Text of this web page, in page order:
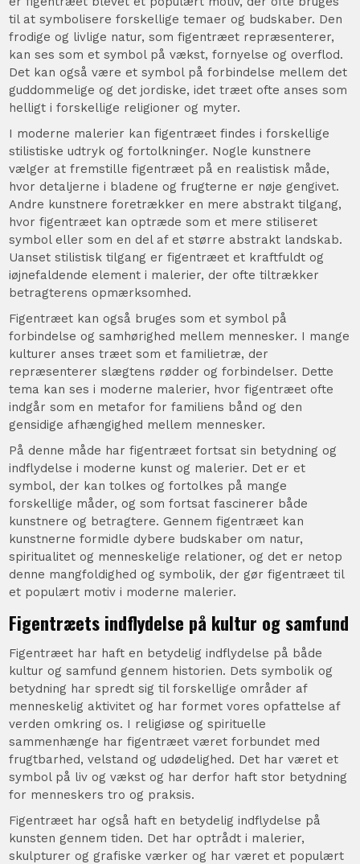
til at symbolisere forskellige temaer og budskaber. Den
frodige og livlige natur, som figentræet repræsenterer,
kan ses som et symbol på vækst, fornyelse og overflod.
Det kan også være et symbol på forbindelse mellem det
guddommelige og det jordiske, idet træet ofte anses som
helligt i forskellige religioner og myter.
I moderne malerier kan figentræet findes i forskellige
stilistiske udtryk og fortolkninger. Nogle kunstnere
vælger at fremstille figentræet på en realistisk måde,
hvor detaljerne i bladene og frugterne er nøje gengivet.
Andre kunstnere foretrækker en mere abstrakt tilgang,
hvor figentræet kan optræde som et mere stiliseret
symbol eller som en del af et større abstrakt landskab.
Uanset stilistisk tilgang er figentræet et kraftfuldt og
iøjnefaldende element i malerier, der ofte tiltrækker
betragterens opmærksomhed.
Figentræet kan også bruges som et symbol på
forbindelse og samhørighed mellem mennesker. I mange
kulturer anses træet som et familietræ, der
repræsenterer slægtens rødder og forbindelser. Dette
tema kan ses i moderne malerier, hvor figentræet ofte
indgår som en metafor for familiens bånd og den
gensidige afhængighed mellem mennesker.
På denne måde har figentræet fortsat sin betydning og
indflydelse i moderne kunst og malerier. Det er et
symbol, der kan tolkes og fortolkes på mange
forskellige måder, og som fortsat fascinerer både
kunstnere og betragtere. Gennem figentræet kan
kunstnerne formidle dybere budskaber om natur,
spiritualitet og menneskelige relationer, og det er netop
denne mangfoldighed og symbolik, der gør figentræet til
et populært motiv i moderne malerier.
Figentræets indflydelse på kultur og samfund
Figentræet har haft en betydelig indflydelse på både
kultur og samfund gennem historien. Dets symbolik og
betydning har spredt sig til forskellige områder af
menneskelig aktivitet og har formet vores opfattelse af
verden omkring os. I religiøse og spirituelle
sammenhænge har figentræet været forbundet med
frugtbarhed, velstand og udødelighed. Det har været et
symbol på liv og vækst og har derfor haft stor betydning
for menneskers tro og praksis.
Figentræet har også haft en betydelig indflydelse på
kunsten gennem tiden. Det har optrådt i malerier,
skulpturer og grafiske værker og har været et populært